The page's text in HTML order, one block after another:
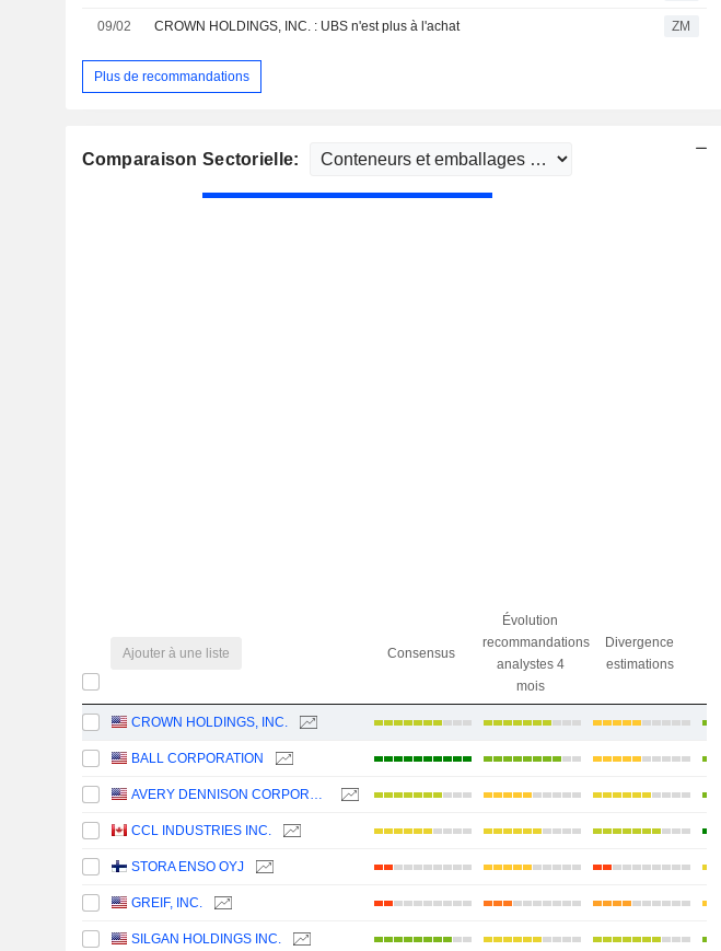
09/02 CROWN HOLDINGS, INC. : UBS n'est plus à l'achat ZM
Plus de recommandations
Comparaison Sectorielle:
Ajouter à une liste Consensus
Évolution
recommandations
analystes 4
mois
Divergence
estimations
CROWN HOLDINGS, INC.
BALL CORPORATION
AVERY DENNISON CORPORATION
CCL INDUSTRIES INC.
STORA ENSO OYJ
GREIF, INC.
SILGAN HOLDINGS INC.